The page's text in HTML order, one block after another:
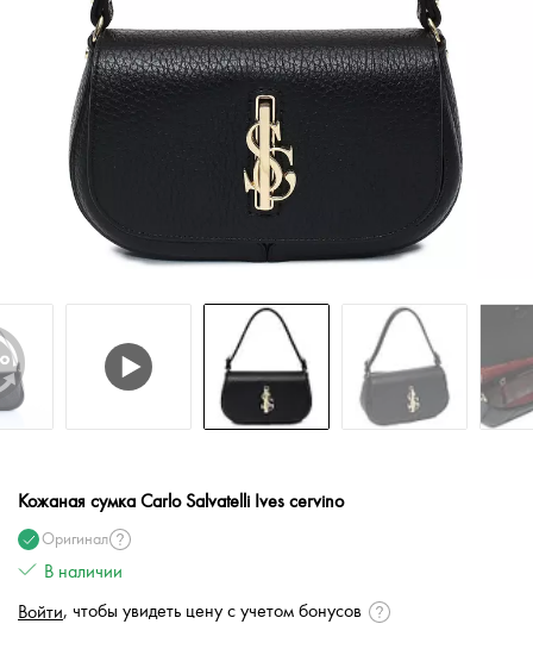
Кожаная сумка Carlo Salvatelli Ives cervino
Оригинал
В наличии
Войти, чтобы увидеть цену с учетом бонусов